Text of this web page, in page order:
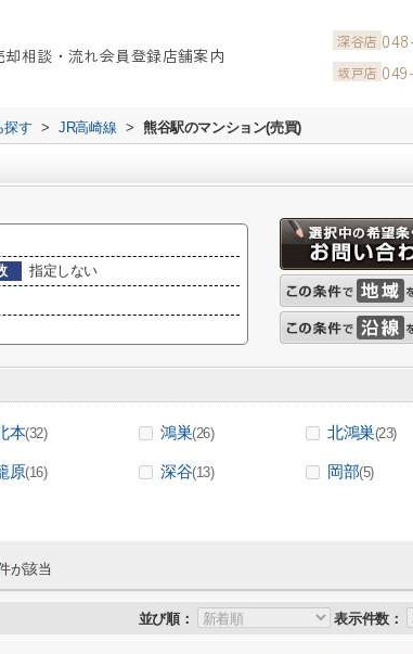
却相談・流れ会員登録店舗案内
深谷店
坂戸店
探す > JR高崎線 > 熊谷駅のマンション(売買)
指定しない
本(32) 鴻巣(26) 北鴻巣(23)
原(16) 深谷(13) 岡部(5)
が該当
並び順： 表示件数：